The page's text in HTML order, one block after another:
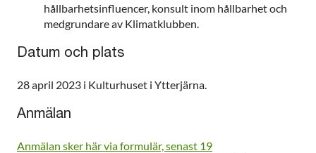
hållbarhetsinfluencer, konsult inom hållbarhet och
medgrundare av Klimatklubben.
Datum och plats
28 april 2023 i Kulturhuset i Ytterjärna.
Anmälan
Anmälan sker här via formulär, senast 19